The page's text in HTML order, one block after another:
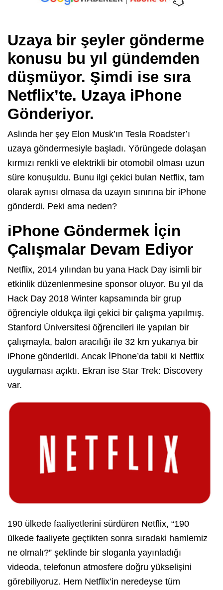
Uzaya bir şeyler gönderme
konusu bu yıl gündemden
düşmüyor. Şimdi ise sıra
Netflix’te. Uzaya iPhone
Gönderiyor.
Aslında her şey Elon Musk’ın Tesla Roadster’ı
uzaya göndermesiyle başladı. Yörüngede dolaşan
kırmızı renkli ve elektrikli bir otomobil olması uzun
süre konuşuldu. Bunu ilgi çekici bulan Netflix, tam
olarak aynısı olmasa da uzayın sınırına bir iPhone
gönderdi. Peki ama neden?
iPhone Göndermek İçin
Çalışmalar Devam Ediyor
Netflix, 2014 yılından bu yana Hack Day isimli bir
etkinlik düzenlenmesine sponsor oluyor. Bu yıl da
Hack Day 2018 Winter kapsamında bir grup
öğrenciyle oldukça ilgi çekici bir çalışma yapılmış.
Stanford Üniversitesi öğrencileri ile yapılan bir
çalışmayla, balon aracılığı ile 32 km yukarıya bir
iPhone gönderildi. Ancak İPhone’da tabii ki Netflix
uygulaması açıktı. Ekran ise Star Trek: Discovery
var.
190 ülkede faaliyetlerini sürdüren Netflix, “190
ülkede faaliyete geçtikten sonra sıradaki hamlemiz
ne olmalı?” şeklinde bir sloganla yayınladığı
videoda, telefonun atmosfere doğru yükselişini
görebiliyoruz. Hem Netflix’in neredeyse tüm